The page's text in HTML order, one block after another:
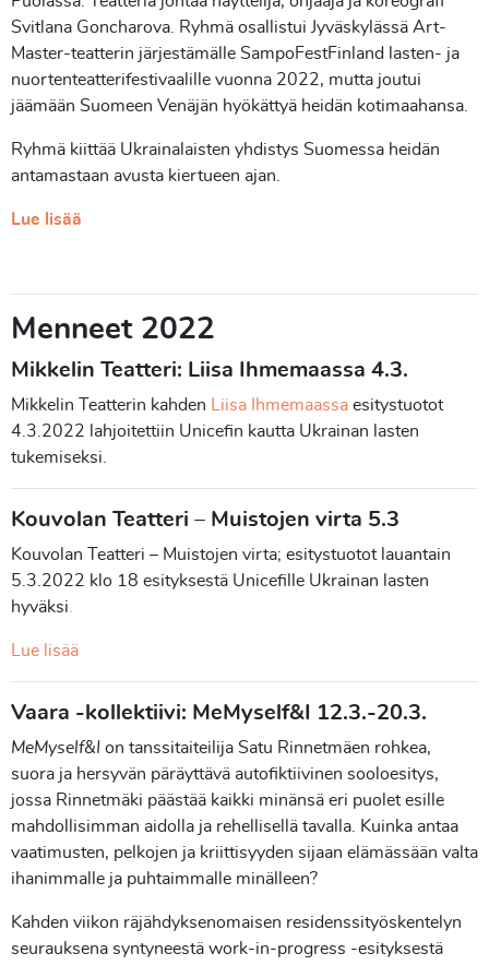
Svitlana Goncharova. Ryhmä osallistui Jyväskylässä Art-
Master-teatterin järjestämälle SampoFestFinland lasten- ja
nuortenteatterifestivaalille vuonna 2022, mutta joutui
jäämään Suomeen Venäjän hyökättyä heidän kotimaahansa.
Ryhmä kiittää Ukrainalaisten yhdistys Suomessa heidän
antamastaan avusta kiertueen ajan.
Lue lisää
Menneet 2022
Mikkelin Teatteri: Liisa Ihmemaassa 4.3.
Mikkelin Teatterin kahden Liisa Ihmemaassa esitystuotot
4.3.2022 lahjoitettiin Unicefin kautta Ukrainan lasten
tukemiseksi.
Kouvolan Teatteri – Muistojen virta 5.3
Kouvolan Teatteri – Muistojen virta; esitystuotot lauantain
5.3.2022 klo 18 esityksestä Unicefille Ukrainan lasten
hyväksi
Lue lisää
Vaara -kollektiivi: MeMyself&I 12.3.-20.3.
MeMyself&I on tanssitaiteilija Satu Rinnetmäen rohkea,
suora ja hersyvän päräyttävä autofiktiivinen sooloesitys,
jossa Rinnetmäki päästää kaikki minänsä eri puolet esille
mahdollisimman aidolla ja rehellisellä tavalla. Kuinka antaa
vaatimusten, pelkojen ja kriittisyyden sijaan elämässään valta
ihanimmalle ja puhtaimmalle minälleen?
Kahden viikon räjähdyksenomaisen residenssityöskentelyn
seurauksena syntyneestä work-in-progress -esityksestä